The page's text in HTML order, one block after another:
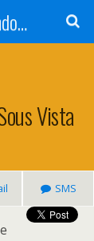
Windows 11 - Windows 10 - Windows 8 - Windows 7 - VISTA
Vista
SMS